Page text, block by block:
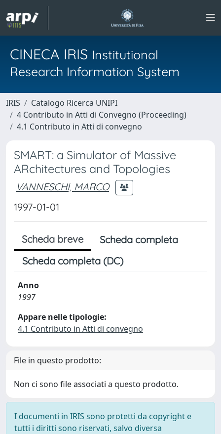
CINECA IRIS Institutional
Research Information System
IRIS
Catalogo Ricerca UNIPI
4 Contributo in Atti di Convegno (Proceeding)
4.1 Contributo in Atti di convegno
SMART: a Simulator of Massive
ARchitectures and Topologies
VANNESCHI, MARCO
1997-01-01
Scheda breve
Scheda completa
Scheda completa (DC)
Anno
1997
Appare nelle tipologie:
4.1 Contributo in Atti di convegno
File in questo prodotto:
Non ci sono file associati a questo prodotto.
I documenti in IRIS sono protetti da copyright e
tutti i diritti sono riservati, salvo diversa